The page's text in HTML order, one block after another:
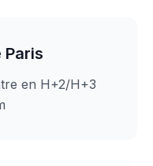
Paris
en H+2/H+3